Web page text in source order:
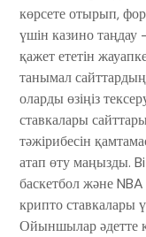
көрсете отырып,
үшін казино
қажет ететін
танымал
оларды өзіңіз
ставкалары
тәжірибесін
атап өту маңызды.
баскетбол және
крипто ставкалары
Ойыншылар әдетте